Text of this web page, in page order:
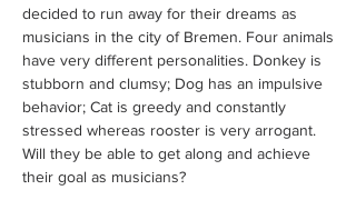
decided to run away for their dreams as
musicians in the city of Bremen. Four animals
have very different personalities. Donkey is
stubborn and clumsy; Dog has an impulsive
behavior; Cat is greedy and constantly
stressed whereas rooster is very arrogant.
Will they be able to get along and achieve
their goal as musicians?